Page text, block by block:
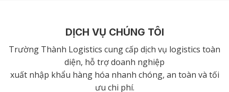
DỊCH VỤ CHÚNG TÔI
Trường Thành Logistics cung cấp dịch vụ logistics toàn
diện, hỗ trợ doanh nghiệp
xuất nhập khẩu hàng hóa nhanh chóng, an toàn và tối
ưu chi phí.